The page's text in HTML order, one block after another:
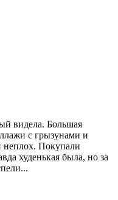
видела. Большая
с грызунами и
неплох. Покупали
худенькая была, но за